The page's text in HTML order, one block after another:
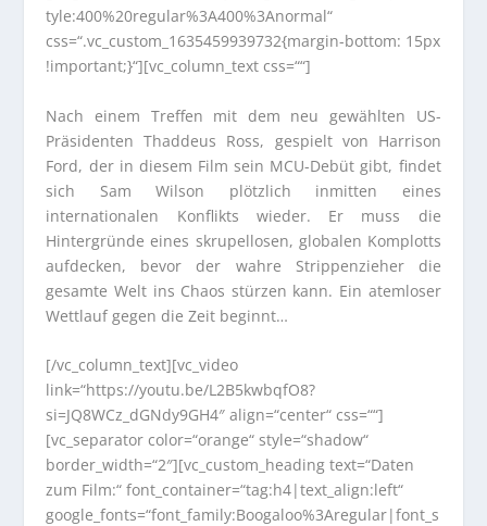
tyle:400%20regular%3A400%3Anormal“
css=“.vc_custom_1635459939732{margin-bottom: 15px
!important;}“][vc_column_text css=““]
Nach einem Treffen mit dem neu gewählten US-
Präsidenten Thaddeus Ross, gespielt von Harrison
Ford, der in diesem Film sein MCU-Debüt gibt, findet
sich Sam Wilson plötzlich inmitten eines
internationalen Konflikts wieder. Er muss die
Hintergründe eines skrupellosen, globalen Komplotts
aufdecken, bevor der wahre Strippenzieher die
gesamte Welt ins Chaos stürzen kann. Ein atemloser
Wettlauf gegen die Zeit beginnt…
[/vc_column_text][vc_video
link=“https://youtu.be/L2B5kwbqfO8?
si=JQ8WCz_dGNdy9GH4″ align=“center“ css=““]
[vc_separator color=“orange“ style=“shadow“
border_width=“2″][vc_custom_heading text=“Daten
zum Film:“ font_container=“tag:h4|text_align:left“
google_fonts=“font_family:Boogaloo%3Aregular|font_s